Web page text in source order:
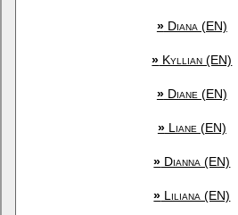
»Diana (EN)
» Kyllian (EN)
»Diane (EN)
»Liane (EN)
» Dianna (EN)
» Liliana (EN)